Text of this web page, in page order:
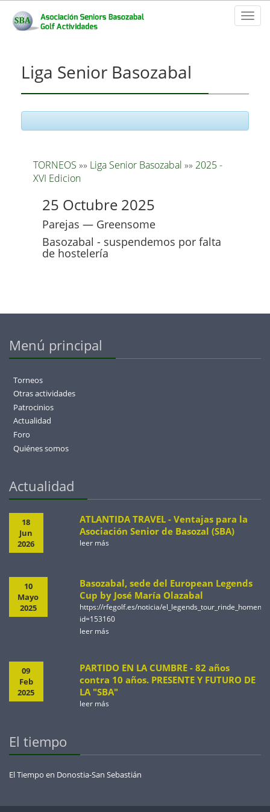
Toggle
Liga Senior Basozabal
TORNEOS »» Liga Senior Basozabal »» 2025 -
XVI Edicion
25 Octubre 2025
Parejas — Greensome
Basozabal - suspendemos por falta
de hostelería
Menú principal
Torneos
Otras actividades
Patrocinios
Actualidad
Foro
Quiénes somos
Actualidad
18
Jun
2026
ATLANTIDA TRAVEL - Ventajas para la
Asociación Senior de Basozal (SBA)
leer más
10
Mayo
2025
Basozabal, sede del European Legends
Cup by José María Olazabal
https://rfegolf.es/noticia/
id=153160
leer más
09
Feb
2025
PARTIDO EN LA CUMBRE - 82 años
contra 10 años. PRESENTE Y FUTURO DE
LA "SBA"
leer más
El tiempo
El Tiempo en Donostia-San Sebastián